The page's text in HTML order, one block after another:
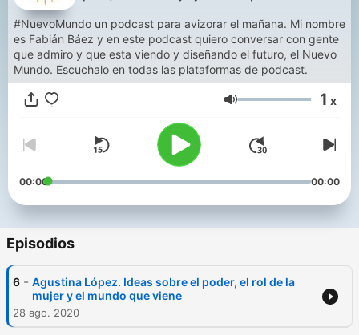
#NuevoMundo un podcast para avizorar el mañana. Mi nombre
es Fabián Báez y en este podcast quiero conversar con gente
que admiro y que esta viendo y diseñando el futuro, el Nuevo
Mundo. Escuchalo en todas las plataformas de podcast.
Volumen 1 x
00:00 00:00
Episodios
6 - Agustina López. Ideas sobre el poder, el rol de la
mujer y el mundo que viene
28 ago. 2020